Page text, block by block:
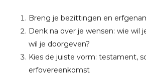
Breng je bezittingen en
Denk na over je wensen: wie wil
wil je doorgeven?
Kies de juiste vorm: testament,
erfovereenkomst